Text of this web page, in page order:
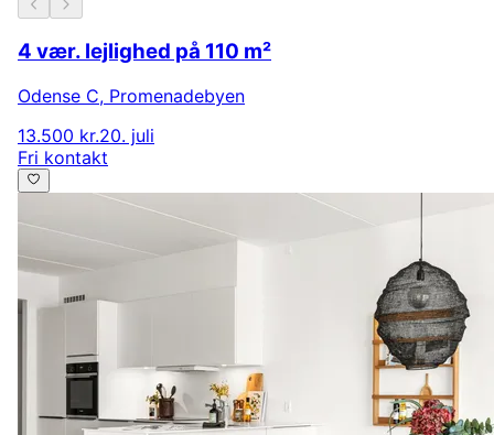
4 vær. lejlighed på 110 m²
Odense C, Promenadebyen
13.500 kr.20. juli
Fri kontakt